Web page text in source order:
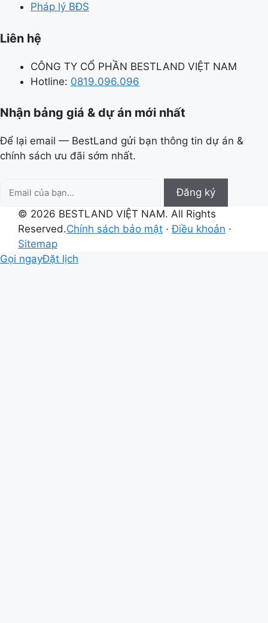
Pháp lý BĐS
Liên hệ
CÔNG TY CỔ PHẦN BESTLAND VIỆT NAM
Hotline: 0819.096.096
Nhận bảng giá & dự án mới nhất
Để lại email — BestLand gửi bạn thông tin dự án &
chính sách ưu đãi sớm nhất.
Đăng ký
© 2026 BESTLAND VIỆT NAM. All Rights
Reserved.Chính sách bảo mật · Điều khoản ·
Sitemap
Gọi ngayĐặt lịch